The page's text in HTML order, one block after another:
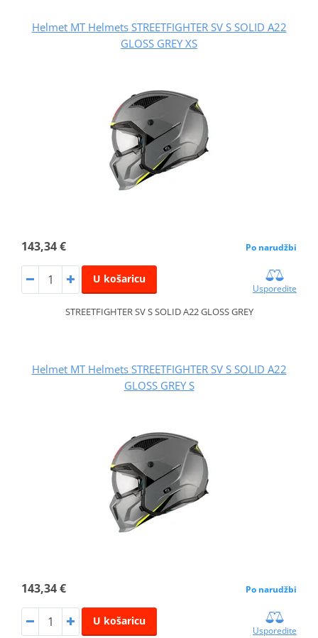
Helmet MT Helmets STREETFIGHTER SV S SOLID A22
GLOSS GREY XS
143,34 € Po narudžbi
U košaricu
Usporedite
STREETFIGHTER SV S SOLID A22 GLOSS GREY
Helmet MT Helmets STREETFIGHTER SV S SOLID A22
GLOSS GREY S
143,34 € Po narudžbi
U košaricu
Usporedite